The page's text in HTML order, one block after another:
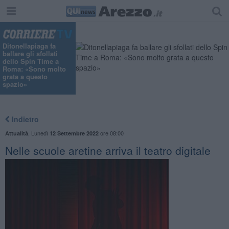
Ditonellapiaga fa
ballare gli sfollati
dello Spin Time a
Roma: «Sono molto
grata a questo
spazio»
Indietro
Attualità Lunedì 12 Settembre 2022ore 08:00
Nelle scuole aretine arriva il teatro digitale